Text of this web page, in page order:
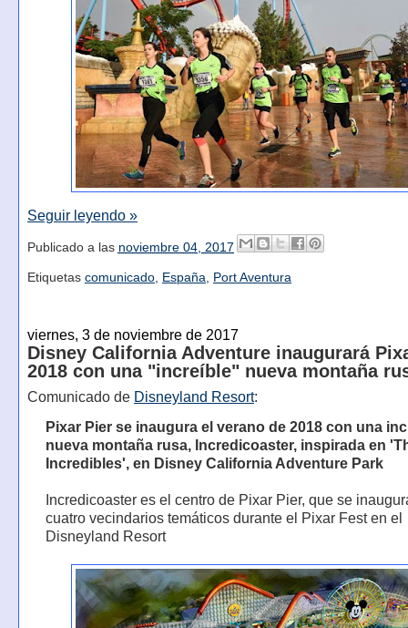
Seguir leyendo »
Publicado a las noviembre 04, 2017
Etiquetas comunicado, España, Port Aventura
viernes, 3 de noviembre de 2017
Disney California Adventure inaugurará
2018 con una "increíble" nueva montaña
Comunicado de Disneyland Resort:
Pixar Pier se inaugura el verano de 2018 con una
nueva montaña rusa, Incredicoaster, inspirada en
Incredibles', en Disney California Adventure Park
Incredicoaster es el centro de Pixar Pier, que se
cuatro vecindarios temáticos durante el Pixar Fest en el
Disneyland Resort